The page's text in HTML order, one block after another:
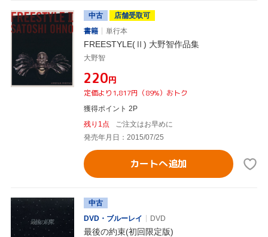
中古
店舗受取可
書籍
単行本
FREESTYLE(Ⅱ) 大野智作品集
大野智
¥220円
定価より1,817円（89%）おトク
獲得ポイント 2P
残り1点
ご注文はお早めに
発売年月日：2015/07/25
カートへ追加
中古
DVD・ブルーレイ
DVD
最後の約束(初回限定版)